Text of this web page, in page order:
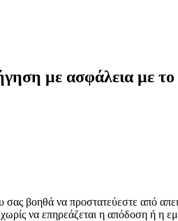
με ασφάλεια με
βοηθά να προστατεύεστε από
να επηρεάζεται η απόδοση ή η